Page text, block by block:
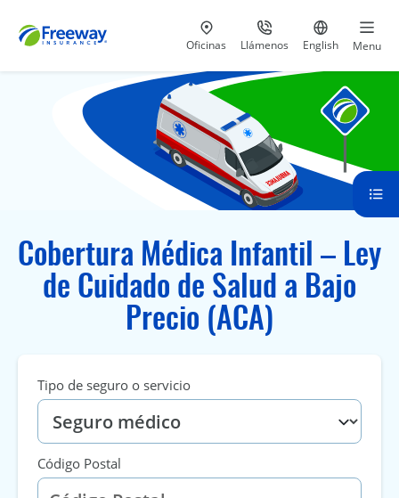
Visita nuestras
Oficinas Llámenos
al 800-441-5533
Ir al sitio
English Menu
Cobertura Médica Infantil – Ley
de Cuidado de Salud a Bajo
Precio (ACA)
Tipo de seguro o servicio
Código Postal